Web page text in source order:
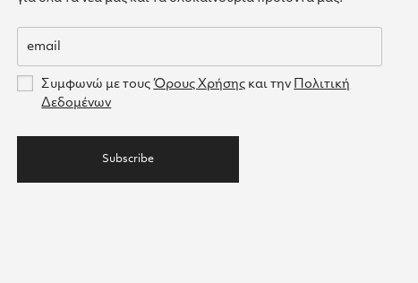
Συμφωνώ με τουςΌρους Χρήσης και την Πολιτική
Δεδομένων
Subscribe